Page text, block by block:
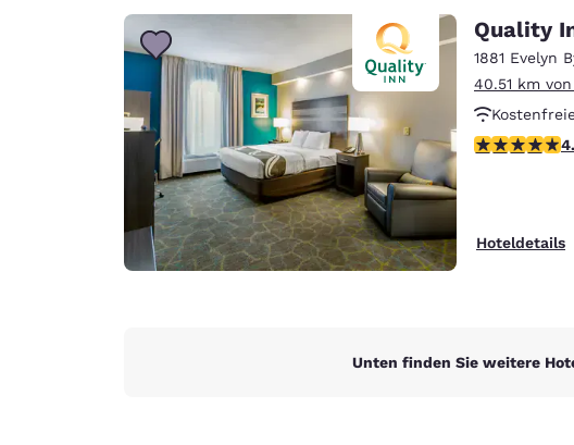
Quality
1881 Evelyn
40.51 km
4.27-Sterne-
Hoteldetails
Unten finden Sie weitere